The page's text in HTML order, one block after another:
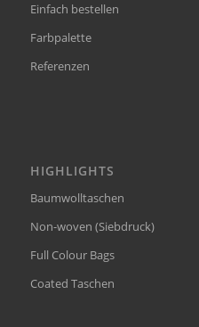
Einfach bestellen
Farbpalette
Referenzen
HIGHLIGHTS
Baumwolltaschen
Non-woven (Siebdruck)
Full Colour Bags
Coated Taschen